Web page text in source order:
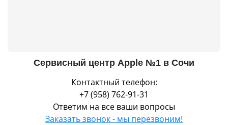
Сервисный центр Apple №1 в Сочи
Контактный телефон:
+7 (958) 762-91-31
Ответим на все ваши вопросы
Заказать звонок - мы перезвоним!